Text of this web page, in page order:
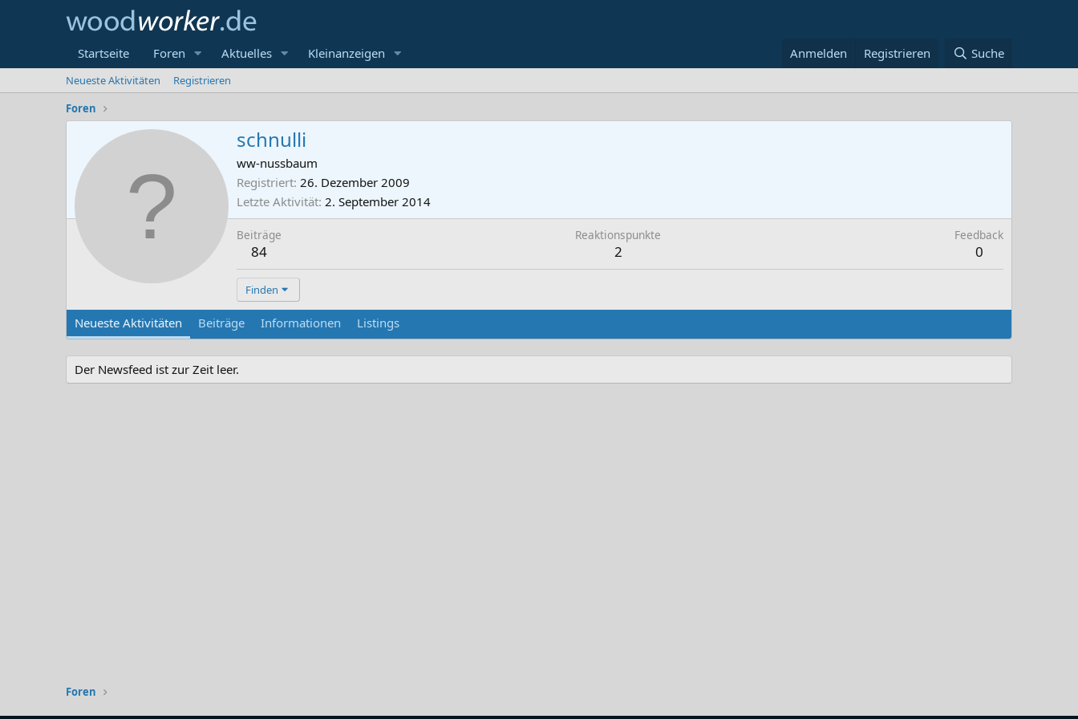
Startseite Foren Aktuelles Kleinanzeigen Anmelden Registrieren Suche
Neueste Aktivitäten
Registrieren
Foren
schnulli
ww-nussbaum
Registriert 26. Dezember 2009
Letzte Aktivität 2. September 2014
Beiträge
84
Reaktionspunkte
2
Feedback
0
Finden
Neueste Aktivitäten Beiträge Informationen Listings
Der Newsfeed ist zur Zeit leer.
Foren